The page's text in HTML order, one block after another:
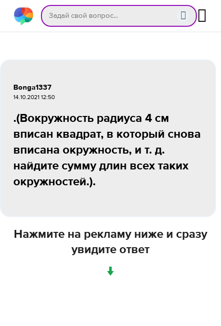
Bonga1337
14.10.2021 12:50
.(Вокружность радиуса 4 см
вписан квадрат, в который снова
вписана окружность, и т. д.
найдите сумму длин всех таких
окружностей.).
Нажмите на рекламу ниже и сразу
увидите ответ
↓